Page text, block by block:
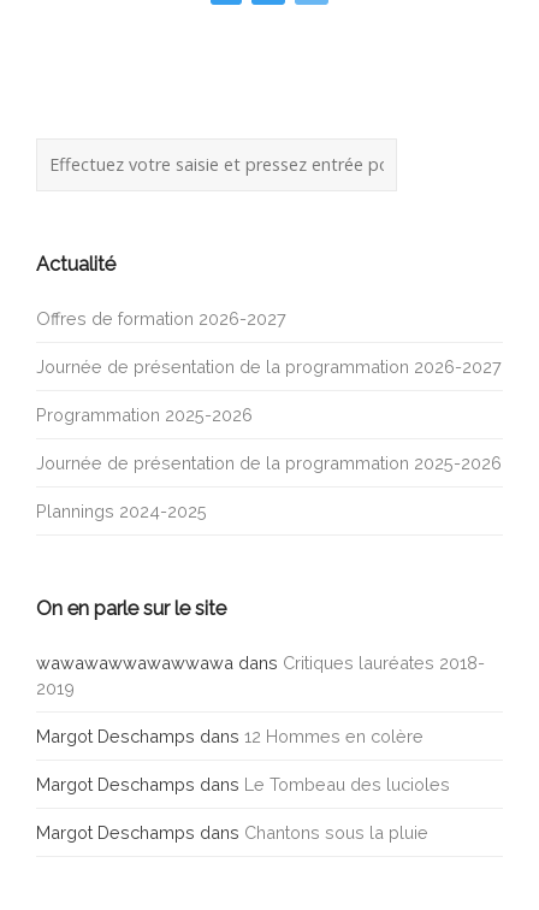
Actualité
Offres de formation 2026-2027
Journée de présentation de la programmation 2026-2027
Programmation 2025-2026
Journée de présentation de la programmation 2025-2026
Plannings 2024-2025
On en parle sur le site
wawawawwawawwawa dans Critiques lauréates 2018-
2019
Margot Deschamps dans 12 Hommes en colère
Margot Deschamps dans Le Tombeau des lucioles
Margot Deschamps dans Chantons sous la pluie